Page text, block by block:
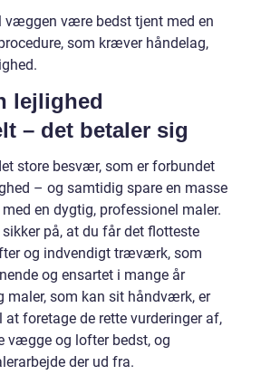
være bedst tjent med en
som kræver håndelag,
lejlighed
– det betaler sig
store besvær, som er forbundet
– og samtidig spare en masse
en dygtig, professionel maler.
på, at du får det flotteste
og indvendigt træværk, som
og ensartet i mange år
maler, som kan sit håndværk, er
foretage de rette vurderinger af,
vægge og lofter bedst, og
der ud fra.